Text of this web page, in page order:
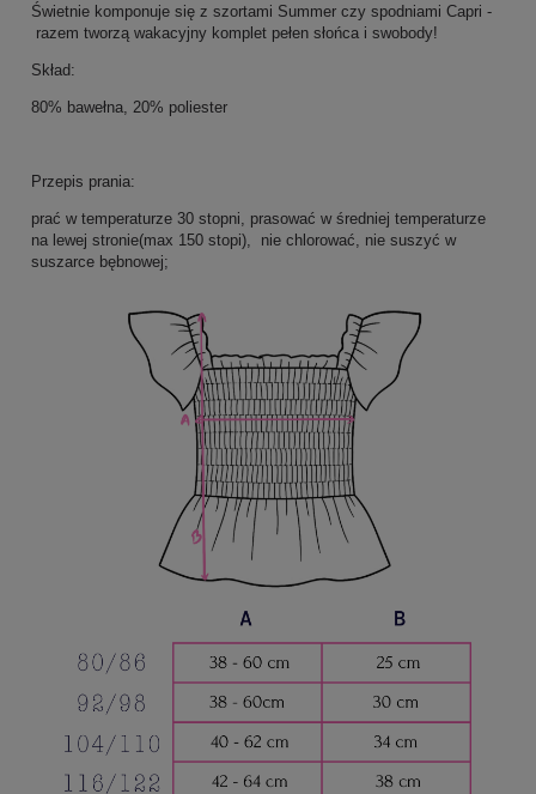
Świetnie komponuje się z szortami Summer czy spodniami Capri -
razem tworzą wakacyjny komplet pełen słońca i swobody!
Skład:
80% bawełna, 20% poliester
Przepis prania:
prać w temperaturze 30 stopni, prasować w średniej temperaturze
na lewej stronie(max 150 stopi), nie chlorować, nie suszyć w
suszarce bębnowej;